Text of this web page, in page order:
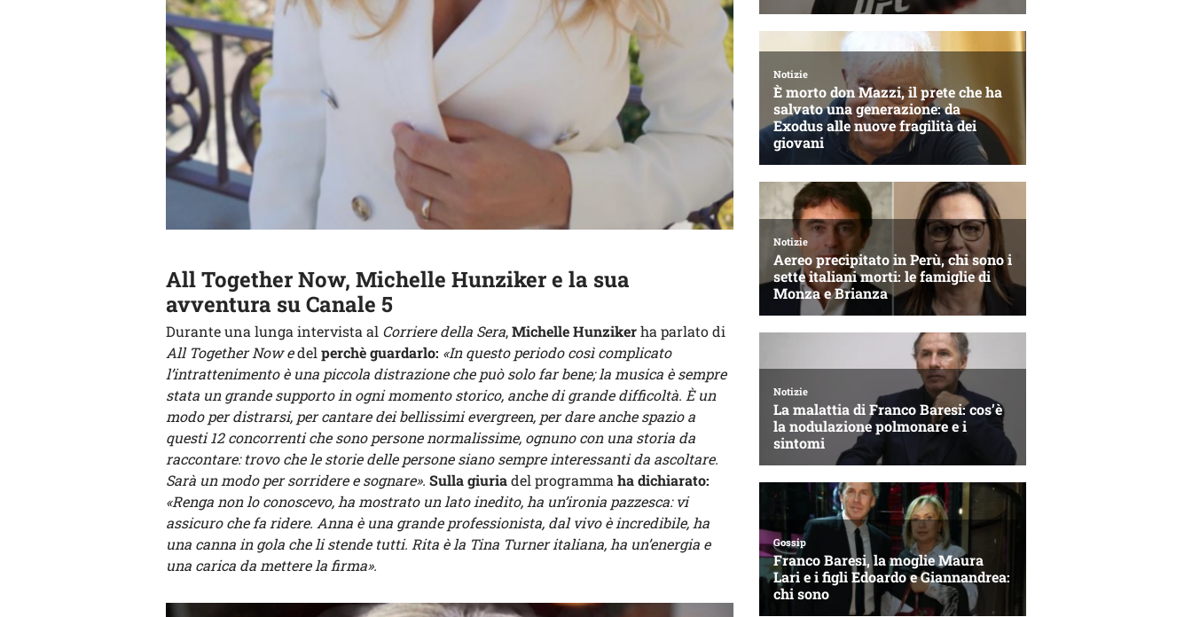
All Together Now, Michelle Hunziker e la sua
avventura su Canale 5
Durante una lunga intervista al Corriere della Sera,Michelle Hunzikerha parlato di
All Together Now edelperchè guardarlo: «In questo periodo così complicato
l’intrattenimento è una piccola distrazione che può solo far bene; la musica è sempre
stata un grande supporto in ogni momento storico, anche di grande difficoltà. È un
modo per distrarsi, per cantare dei bellissimi evergreen, per dare anche spazio a
questi 12 concorrenti che sono persone normalissime, ognuno con una storia da
raccontare: trovo che le storie delle persone siano sempre interessanti da ascoltare.
Sarà un modo per sorridere e sognare». Sulla giuriadel programmaha dichiarato:
«Renga non lo conoscevo, ha mostrato un lato inedito, ha un’ironia pazzesca: vi
assicuro che fa ridere. Anna è una grande professionista, dal vivo è incredibile, ha
una canna in gola che li stende tutti. Rita è la Tina Turner italiana, ha un’energia e
una carica da mettere la firma».